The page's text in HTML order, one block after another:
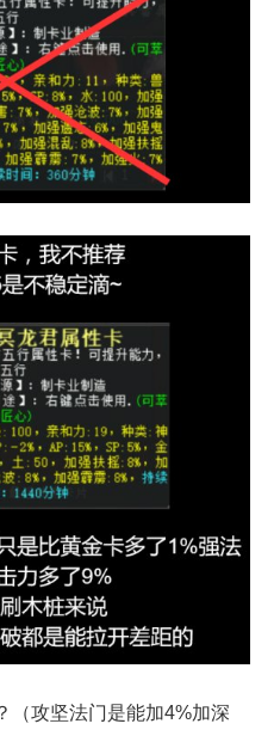
（攻坚法门是能加4%加深